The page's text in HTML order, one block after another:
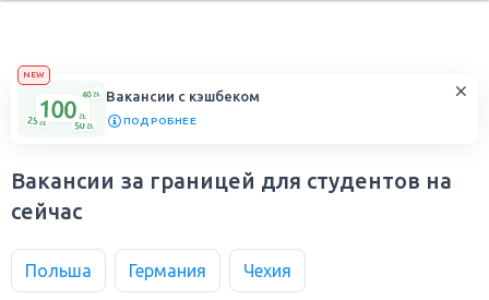
NEW
Вакансии с кэшбеком
ПОДРОБНЕЕ
Вакансии за границей для студентов на
сейчас
Польша Германия Чехия